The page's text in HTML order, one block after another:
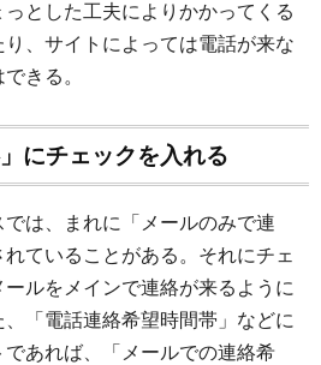
とした工夫によりかかってくる
、サイトによっては電話が来な
きる。
にチェックを入れる
は、まれに「メールのみで連
ていることがある。それにチェ
ルをメインで連絡が来るように
「電話連絡希望時間帯」などに
あれば、「メールでの連絡希